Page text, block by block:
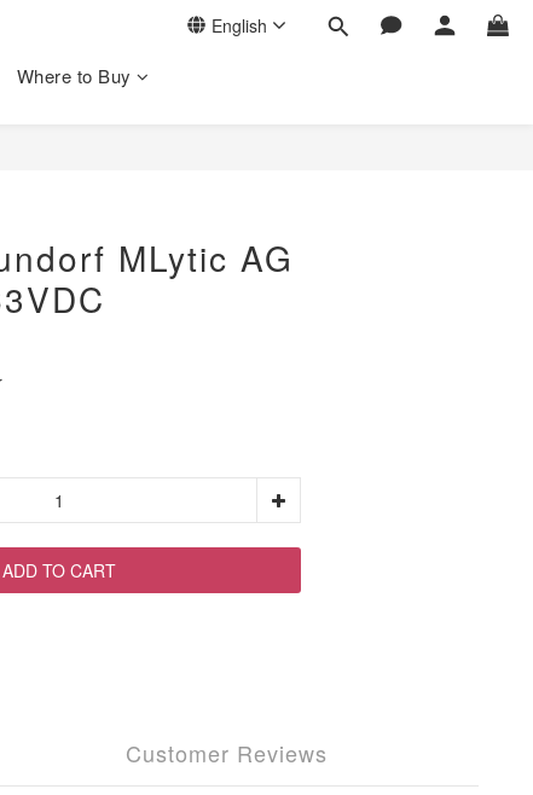
English
Where to Buy
MLytic AG
ADD TO CART
Customer Reviews